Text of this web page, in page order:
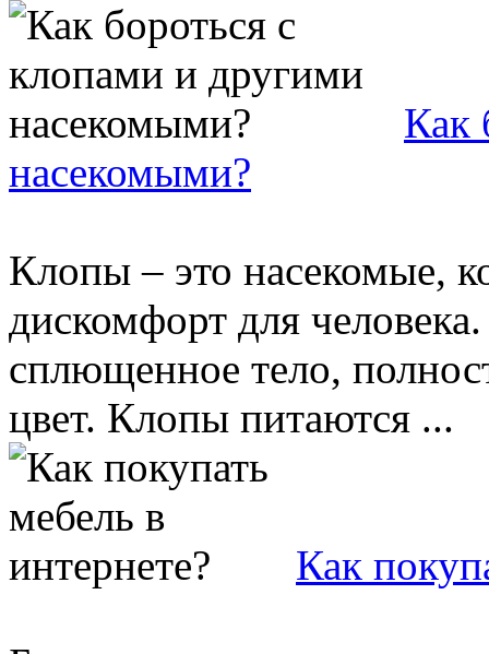
Как
насекомыми?
Клопы – это насекомые,
дискомфорт для
сплющенное тело,
цвет. Клопы питаются ...
Как